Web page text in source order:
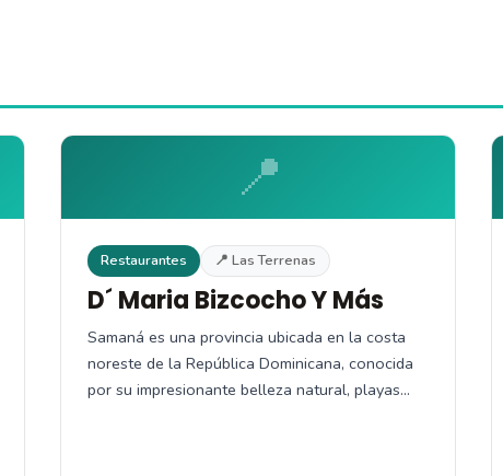
📍
Restaurantes 📍 Las Terrenas
D´ Maria Bizcocho Y Más
Samaná es una provincia ubicada en la costa
noreste de la República Dominicana, conocida
por su impresionante belleza natural, playas…